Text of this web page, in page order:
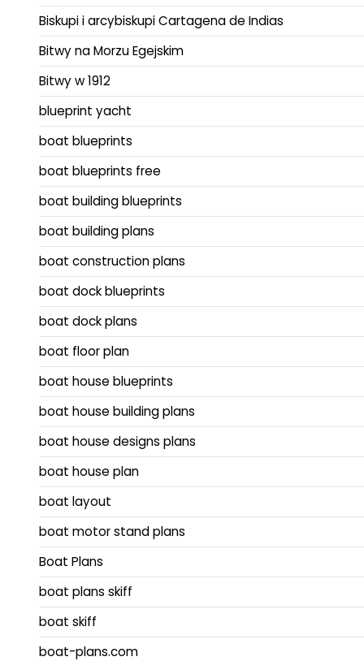
Biskupi i arcybiskupi Cartagena de Indias
Bitwy na Morzu Egejskim
Bitwy w 1912
blueprint yacht
boat blueprints
boat blueprints free
boat building blueprints
boat building plans
boat construction plans
boat dock blueprints
boat dock plans
boat floor plan
boat house blueprints
boat house building plans
boat house designs plans
boat house plan
boat layout
boat motor stand plans
Boat Plans
boat plans skiff
boat skiff
boat-plans.com